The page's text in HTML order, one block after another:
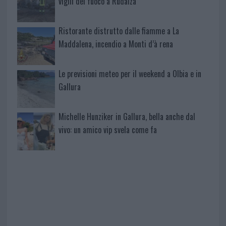
Ristorante distrutto dalle fiamme a La
Maddalena, incendio a Monti d’à rena
Le previsioni meteo per il weekend a Olbia e in
Gallura
Michelle Hunziker in Gallura, bella anche dal
vivo: un amico vip svela come fa